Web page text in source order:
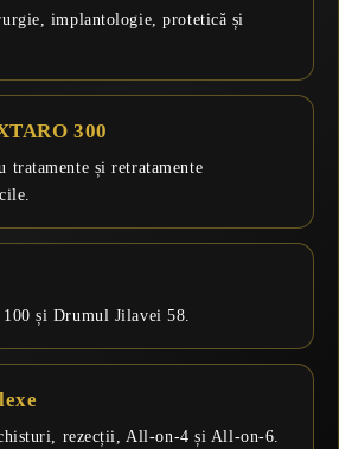
implantologie, protetică și
300
tratamente și retratamente
100 și Drumul Jilavei 58.
rezecții, All-on-4 și All-on-6.